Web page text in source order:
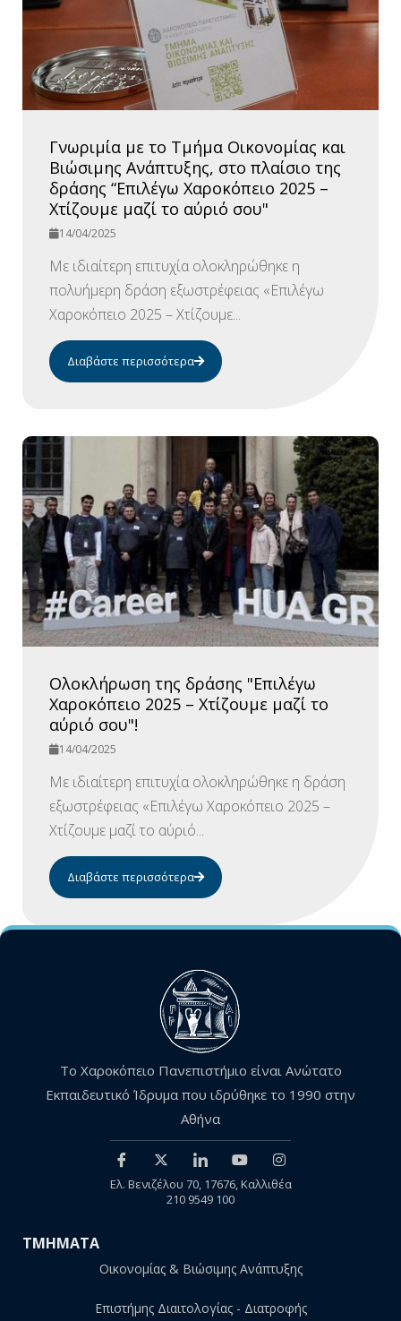
Γνωριμία με το Τμήμα Οικονομίας και
Βιώσιμης Ανάπτυξης, στο πλαίσιο της
δράσης “Επιλέγω Χαροκόπειο 2025 –
Χτίζουμε μαζί το αύριό σου"
14/04/2025
Με ιδιαίτερη επιτυχία ολοκληρώθηκε η
πολυήμερη δράση εξωστρέφειας «Επιλέγω
Χαροκόπειο 2025 – Χτίζουμε...
Διαβάστε περισσότερα
Ολοκλήρωση της δράσης "Επιλέγω
Χαροκόπειο 2025 – Χτίζουμε μαζί το
αύριό σου"!
14/04/2025
Με ιδιαίτερη επιτυχία ολοκληρώθηκε η δράση
εξωστρέφειας «Επιλέγω Χαροκόπειο 2025 –
Χτίζουμε μαζί το αύριό...
Διαβάστε περισσότερα
Το Χαροκόπειο Πανεπιστήμιο είναι Ανώτατο
Εκπαιδευτικό Ίδρυμα που ιδρύθηκε το 1990 στην
Αθήνα
Ελ. Βενιζέλου 70, 17676, Καλλιθέα
210 9549 100
ΤΜΗΜΑΤΑ
Οικονομίας & Βιώσιμης Ανάπτυξης
Επιστήμης Διαιτολογίας - Διατροφής